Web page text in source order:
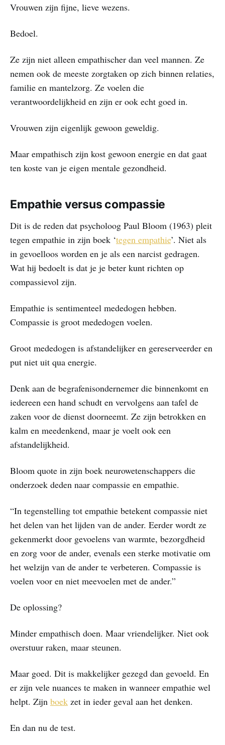
Vrouwen zijn fijne, lieve wezens.
Bedoel.
Ze zijn niet alleen empathischer dan veel mannen. Ze
nemen ook de meeste zorgtaken op zich binnen relaties,
familie en mantelzorg. Ze voelen die
verantwoordelijkheid en zijn er ook echt goed in.
Vrouwen zijn eigenlijk gewoon geweldig.
Maar empathisch zijn kost gewoon energie en dat gaat
ten koste van je eigen mentale gezondheid.
Empathie versus compassie
Dit is de reden dat psycholoog Paul Bloom (1963) pleit
tegen empathie in zijn boek ‘​tegen empathie​’. Niet als
in gevoelloos worden en je als een narcist gedragen.
Wat hij bedoelt is dat je je beter kunt richten op
compassievol zijn.
Empathie is sentimenteel mededogen hebben.
Compassie is groot mededogen voelen.
Groot mededogen is afstandelijker en gereserveerder en
put niet uit qua energie.
Denk aan de begrafenisondernemer die binnenkomt en
iedereen een hand schudt en vervolgens aan tafel de
zaken voor de dienst doorneemt. Ze zijn betrokken en
kalm en meedenkend, maar je voelt ook een
afstandelijkheid.
Bloom quote in zijn boek neurowetenschappers die
onderzoek deden naar compassie en empathie.
“In tegenstelling tot empathie betekent compassie niet
het delen van het lijden van de ander. Eerder wordt ze
gekenmerkt door gevoelens van warmte, bezorgdheid
en zorg voor de ander, evenals een sterke motivatie om
het welzijn van de ander te verbeteren. Compassie is
voelen voor en niet meevoelen met de ander.”
De oplossing?
Minder empathisch doen. Maar vriendelijker. Niet ook
overstuur raken, maar steunen.
Maar goed. Dit is makkelijker gezegd dan gevoeld. En
er zijn vele nuances te maken in wanneer empathie wel
helpt. Zijn ​boek​ zet in ieder geval aan het denken.
En dan nu de test.